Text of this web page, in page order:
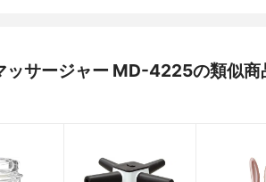
サージャー MD-4225の類似商